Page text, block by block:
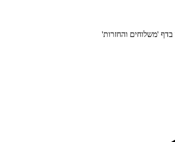
'משלוחים והחזרות'